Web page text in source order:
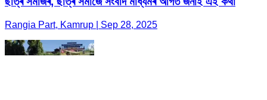
Rangia Part, Kamrup | Sep 28, 2025